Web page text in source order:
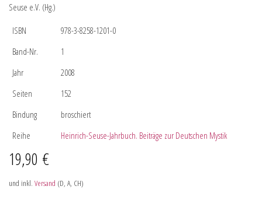
Seuse e.V. (Hg.)
ISBN
978-3-8258-1201-0
Band-Nr.
1
Jahr
2008
Seiten
152
Bindung
broschiert
Reihe
Heinrich-Seuse-Jahrbuch. Beiträge zur Deutschen Mystik
19,90 €
und inkl. Versand (D, A, CH)